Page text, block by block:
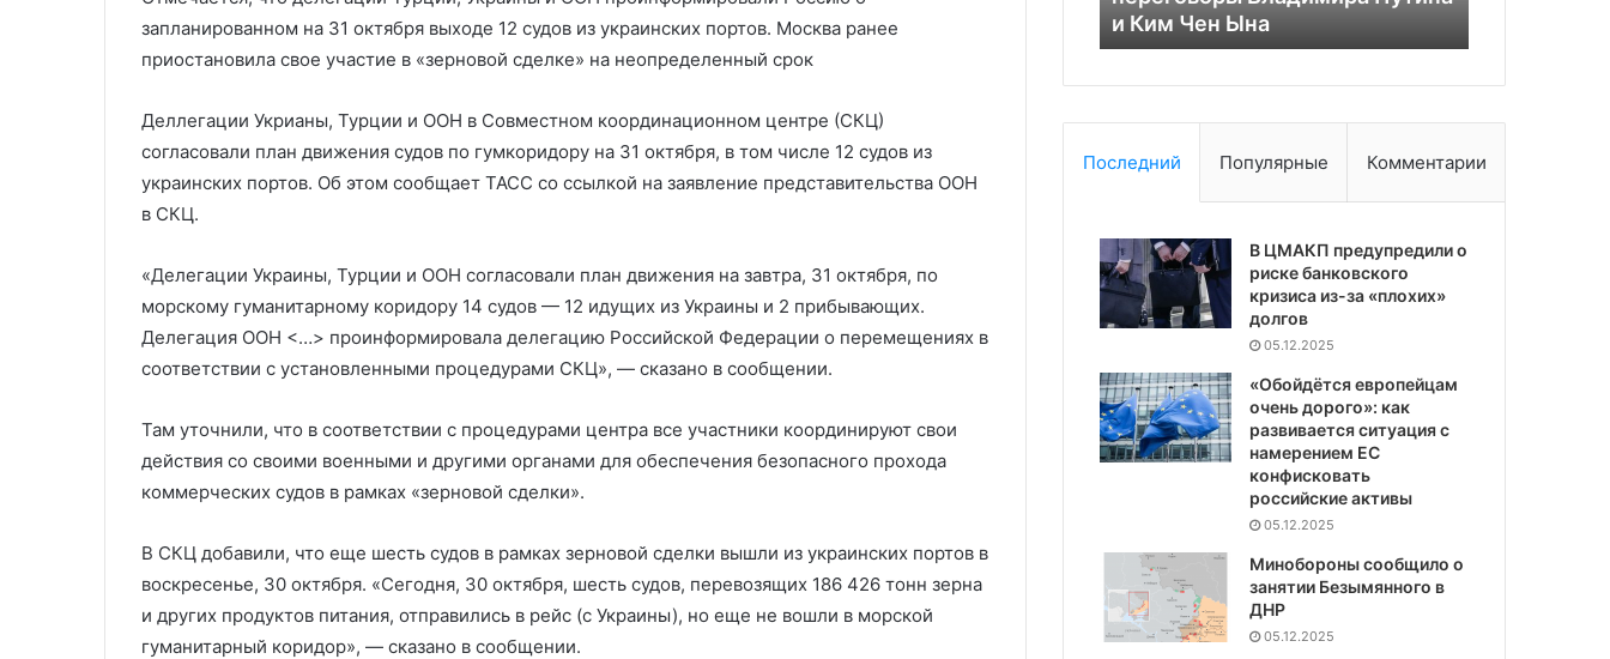
запланированном на 31 октября выходе 12 судов из украинских портов. Москва ранее
приостановила свое участие в «зерновой сделке» на неопределенный срок
Деллегации Укрианы, Турции и ООН в Совместном координационном центре (СКЦ)
согласовали план движения судов по гумкоридору на 31 октября, в том числе 12 судов из
украинских портов. Об этом сообщает ТАСС со ссылкой на заявление представительства ООН
в СКЦ.
«Делегации Украины, Турции и ООН согласовали план движения на завтра, 31 октября, по
морскому гуманитарному коридору 14 судов — 12 идущих из Украины и 2 прибывающих.
Делегация ООН <…> проинформировала делегацию Российской Федерации о перемещениях в
соответствии с установленными процедурами СКЦ», — сказано в сообщении.
Там уточнили, что в соответствии с процедурами центра все участники координируют свои
действия со своими военными и другими органами для обеспечения безопасного прохода
коммерческих судов в рамках «зерновой сделки».
В СКЦ добавили, что еще шесть судов в рамках зерновой сделки вышли из украинских портов в
воскресенье, 30 октября. «Сегодня, 30 октября, шесть судов, перевозящих 186 426 тонн зерна
и других продуктов питания, отправились в рейс (с Украины), но еще не вошли в морской
гуманитарный коридор», — сказано в сообщении.
направлениях
со стороны королевской семьи
ии Ким Чен Ына
ядерное оружие
Последний Популярные Комментарии
В ЦМАКП предупредили о
риске банковского
кризиса из-за «плохих»
долгов
05.12.2025
«Обойдётся европейцам
очень дорого»: как
развивается ситуация с
намерением ЕС
конфисковать
российские активы
05.12.2025
Минобороны сообщило о
занятии Безымянного в
ДНР
05.12.2025